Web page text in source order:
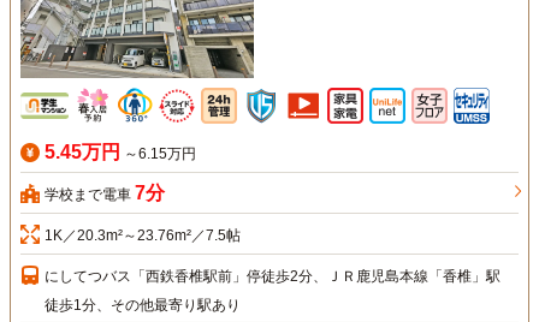
5.45万円 ～6.15万円
学校まで電車 7分
1K／20.3m²～23.76m²／7.5帖
にしてつバス「西鉄香椎駅前」停徒歩2分、ＪＲ鹿児島本線「香椎」駅
徒歩1分、その他最寄り駅あり